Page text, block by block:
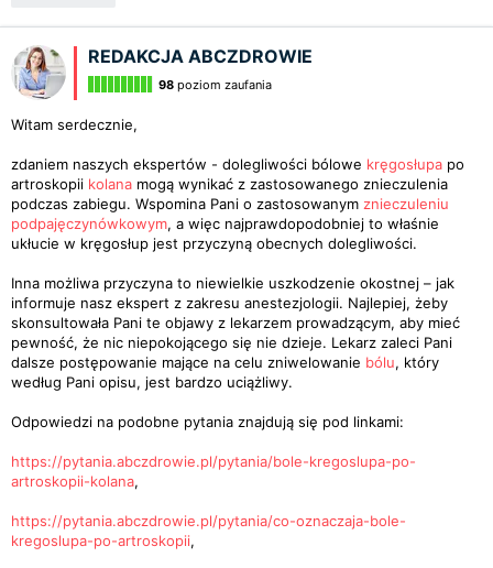
REDAKCJA ABCZDROWIE
98 poziom zaufania
Witam serdecznie,
zdaniem naszych ekspertów - dolegliwości bólowe kręgosłupa po
artroskopii kolana mogą wynikać z zastosowanego znieczulenia
podczas zabiegu. Wspomina Pani o zastosowanym znieczuleniu
podpajęczynówkowym, a więc najprawdopodobniej to właśnie
ukłucie w kręgosłup jest przyczyną obecnych dolegliwości.
Inna możliwa przyczyna to niewielkie uszkodzenie okostnej – jak
informuje nasz ekspert z zakresu anestezjologii. Najlepiej, żeby
skonsultowała Pani te objawy z lekarzem prowadzącym, aby mieć
pewność, że nic niepokojącego się nie dzieje. Lekarz zaleci Pani
dalsze postępowanie mające na celu zniwelowanie bólu, który
według Pani opisu, jest bardzo uciążliwy.
Odpowiedzi na podobne pytania znajdują się pod linkami:
https://pytania.abczdrowie.pl/pytania/bole-kregoslupa-po-
artroskopii-kolana,
https://pytania.abczdrowie.pl/pytania/co-oznaczaja-bole-
kregoslupa-po-artroskopii,